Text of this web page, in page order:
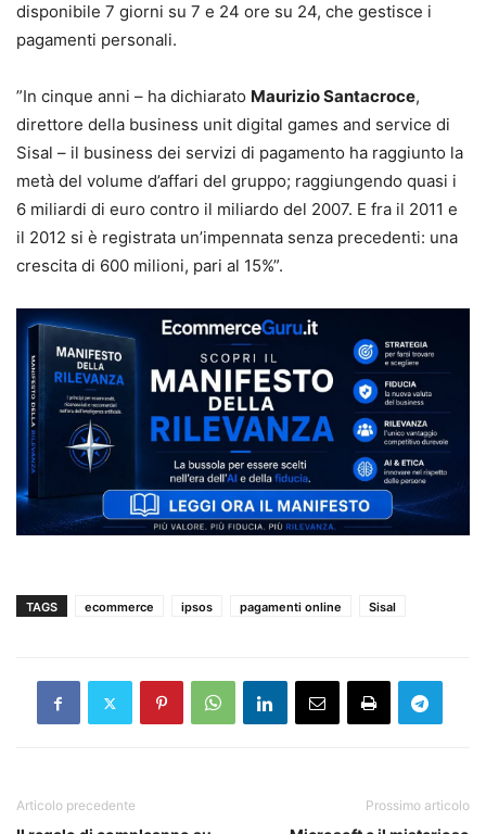
disponibile 7 giorni su 7 e 24 ore su 24, che gestisce i
pagamenti personali.
”In cinque anni – ha dichiarato Maurizio Santacroce,
direttore della business unit digital games and service di
Sisal – il business dei servizi di pagamento ha raggiunto la
metà del volume d’affari del gruppo; raggiungendo quasi i
6 miliardi di euro contro il miliardo del 2007. E fra il 2011 e
il 2012 si è registrata un’impennata senza precedenti: una
crescita di 600 milioni, pari al 15%”.
TAGS ecommerce ipsos pagamenti online Sisal
Articolo precedente Prossimo articolo